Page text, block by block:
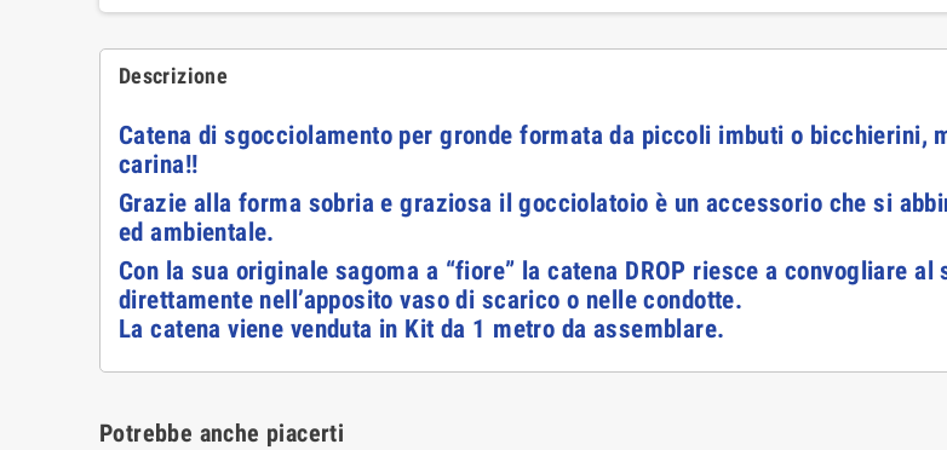
Descrizione
Catena di sgocciolamento per gronde formata da piccoli imbuti o
carina!!
Grazie alla forma sobria e graziosa il gocciolatoio è un accessorio che si
ed ambientale.
Con la sua originale sagoma a “fiore” la catena DROP riesce a convogliare
direttamente nell’apposito vaso di scarico o nelle condotte.
La catena viene venduta in Kit da 1 metro da assemblare.
Potrebbe anche piacerti